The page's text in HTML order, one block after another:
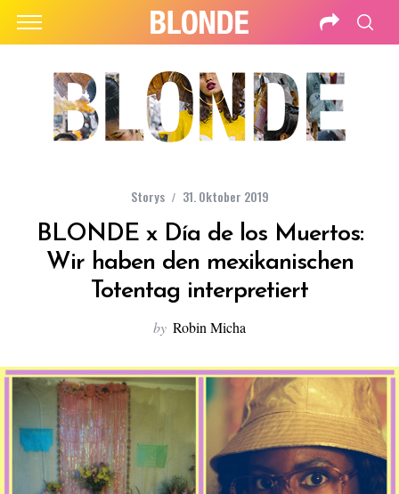
Storys 31. Oktober 2019
BLONDE x Día de los Muertos:
Wir haben den mexikanischen
Totentag interpretiert
by Robin Micha